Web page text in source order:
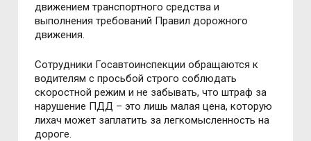
движением транспортного средства и
выполнения требований Правил дорожного
движения.
Сотрудники Госавтоинспекции обращаются к
водителям с просьбой строго соблюдать
скоростной режим и не забывать, что штраф за
нарушение ПДД – это лишь малая цена, которую
лихач может заплатить за легкомысленность на
дороге.